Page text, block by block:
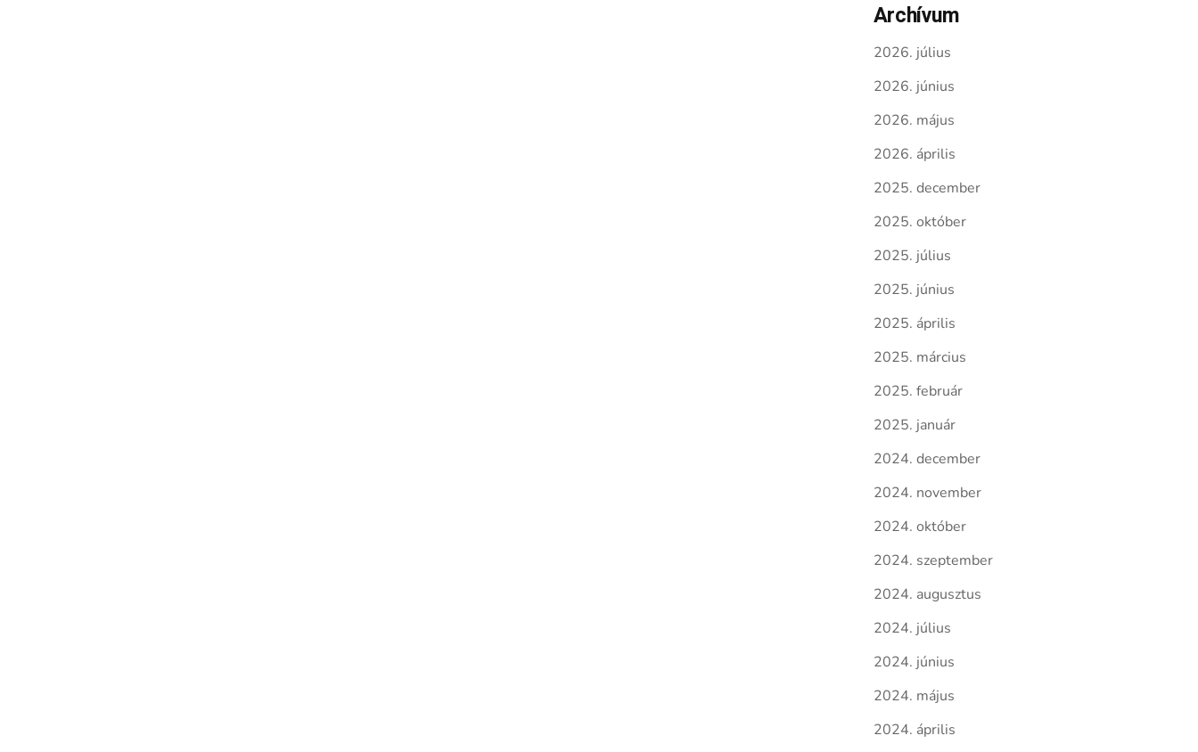
Archívum
2026. július
2026. június
2026. május
2026. április
2025. december
2025. október
2025. július
2025. június
2025. április
2025. március
2025. február
2025. január
2024. december
2024. november
2024. október
2024. szeptember
2024. augusztus
2024. július
2024. június
2024. május
2024. április